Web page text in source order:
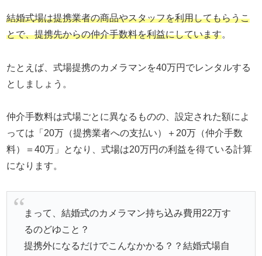
結婚式場は提携業者の商品やスタッフを利用してもらうこ
とで、提携先からの仲介手数料を利益にしています。
たとえば、式場提携のカメラマンを40万円でレンタルする
としましょう。
仲介手数料は式場ごとに異なるものの、設定された額によ
っては「20万（提携業者への支払い）＋20万（仲介手数
料）＝40万」となり、式場は20万円の利益を得ている計算
になります。
まって、結婚式のカメラマン持ち込み費用22万す
るのどゆこと？
提携外になるだけでこんなかかる？？結婚式場自